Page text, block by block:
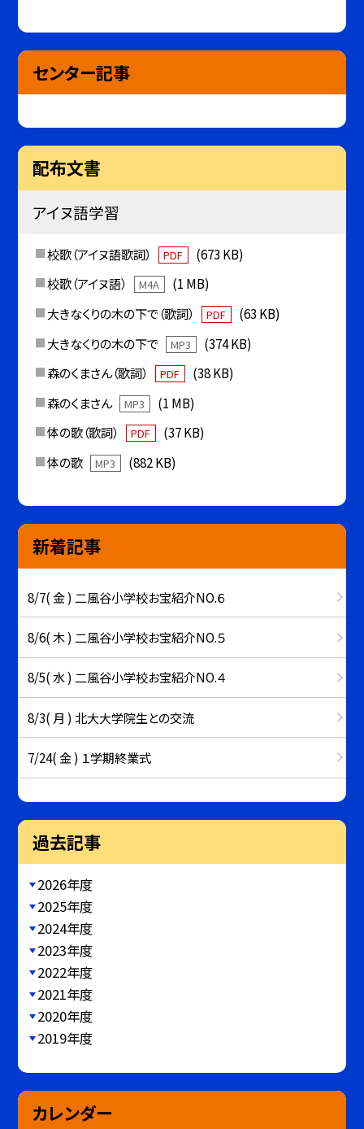
センター記事
配布文書
アイヌ語学習
校歌（アイヌ語歌詞） PDF
(673 KB)
校歌（アイヌ語）
M4A
(1 MB)
大きなくりの木の下で（歌詞）
PDF
(63 KB)
大きなくりの木の下で
MP3
(374 KB)
森のくまさん（歌詞）
PDF
(38 KB)
森のくまさん
MP3
(1 MB)
体の歌（歌詞）
PDF
(37 KB)
体の歌
MP3 (882 KB)
新着記事
8/7( 金 ) 二風谷小学校お宝紹介NO.６
8/6( 木 ) 二風谷小学校お宝紹介NO.５
8/5( 水 ) 二風谷小学校お宝紹介NO.４
8/3( 月 ) 北大大学院生との交流
7/24( 金 ) １学期終業式
過去記事
2026年度
2025年度
2024年度
2023年度
2022年度
2021年度
2020年度
2019年度
カレンダー